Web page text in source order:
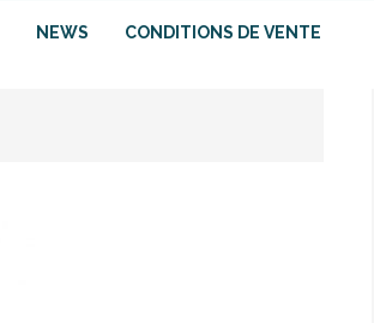
NEWS CONDITIONS DE VENTE